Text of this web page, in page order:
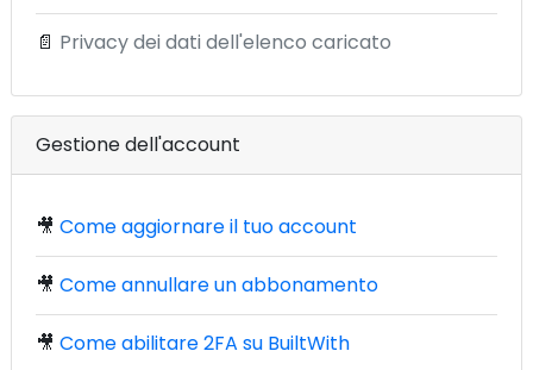
📄 Privacy dei dati dell'elenco caricato
Gestione dell'account
🎥 Come aggiornare il tuo account
🎥 Come annullare un abbonamento
🎥 Come abilitare 2FA su BuiltWith